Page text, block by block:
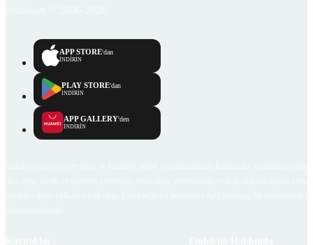
APP STORE'dan
İNDİRİN
PLAY STORE'dan
İNDİRİN
APP GALLERY'den
İNDİRİN